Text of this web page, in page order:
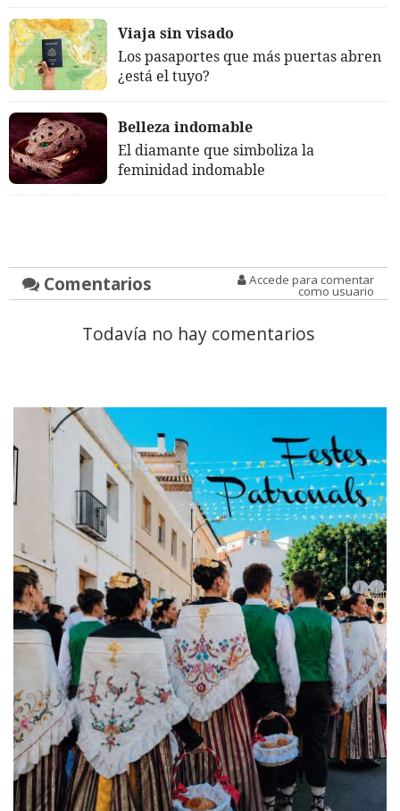
Viaja sin visado
Los pasaportes que más puertas abren
¿está el tuyo?
Belleza indomable
El diamante que simboliza la
feminidad indomable
Comentarios Accede para comentar
como usuario
Todavía no hay comentarios